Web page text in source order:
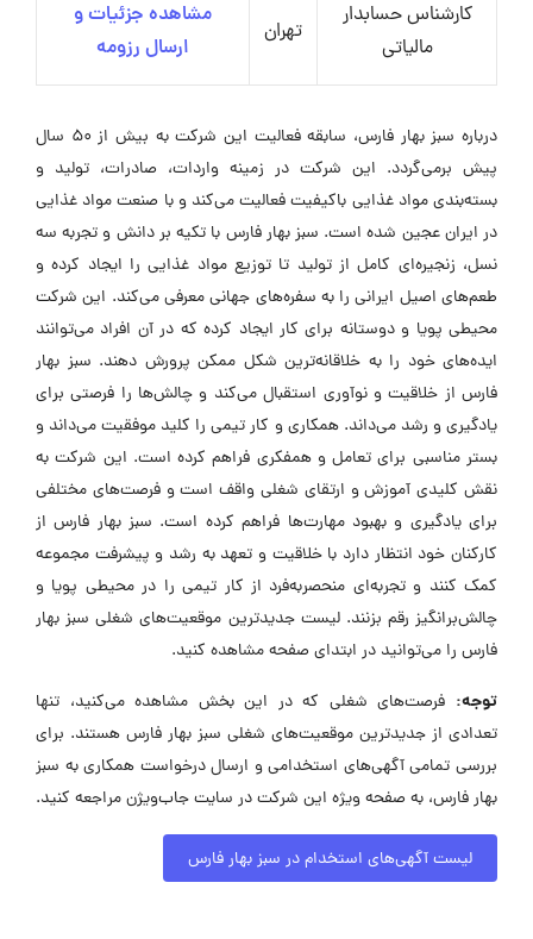
کارشناس حسابدار
مالیاتی
تهران
مشاهده جزئیات و
ارسال رزومه
درباره سبز بهار فارس، سابقه فعالیت این شرکت به بیش از 50 سال
پیش برمی‌گردد. این شرکت در زمینه واردات، صادرات، تولید و
بسته‌بندی مواد غذایی باکیفیت فعالیت می‌کند و با صنعت مواد غذایی
در ایران عجین شده است. سبز بهار فارس با تکیه بر دانش و تجربه سه
نسل، زنجیره‌ای کامل از تولید تا توزیع مواد غذایی را ایجاد کرده و
طعم‌های اصیل ایرانی را به سفره‌های جهانی معرفی می‌کند. این شرکت
محیطی پویا و دوستانه برای کار ایجاد کرده که در آن افراد می‌توانند
ایده‌های خود را به خلاقانه‌ترین شکل ممکن پرورش دهند. سبز بهار
فارس از خلاقیت و نوآوری استقبال می‌کند و چالش‌ها را فرصتی برای
یادگیری و رشد می‌داند. همکاری و کار تیمی را کلید موفقیت می‌داند و
بستر مناسبی برای تعامل و همفکری فراهم کرده است. این شرکت به
نقش کلیدی آموزش و ارتقای شغلی واقف است و فرصت‌های مختلفی
برای یادگیری و بهبود مهارت‌ها فراهم کرده است. سبز بهار فارس از
کارکنان خود انتظار دارد با خلاقیت و تعهد به رشد و پیشرفت مجموعه
کمک کنند و تجربه‌ای منحصربه‌فرد از کار تیمی را در محیطی پویا و
چالش‌برانگیز رقم بزنند. لیست جدیدترین موقعیت‌های شغلی سبز بهار
فارس را می‌توانید در ابتدای صفحه مشاهده کنید.
توجه: فرصت‌های شغلی که در این بخش مشاهده می‌کنید، تنها
تعدادی از جدیدترین موقعیت‌های شغلی سبز بهار فارس هستند. برای
بررسی تمامی آگهی‌های استخدامی و ارسال درخواست همکاری به سبز
بهار فارس، به صفحه ویژه این شرکت در سایت جاب‌ویژن مراجعه کنید.
لیست آگهی‌های استخدام در سبز بهار فارس